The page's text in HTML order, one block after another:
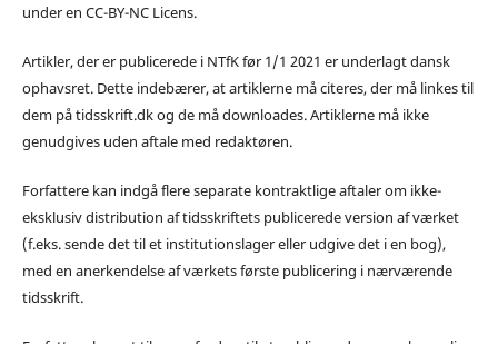
under en CC-BY-NC Licens.
Artikler, der er publicerede i NTfK før 1/1 2021 er underlagt dansk
ophavsret. Dette indebærer, at artiklerne må citeres, der må linkes til
dem på tidsskrift.dk og de må downloades. Artiklerne må ikke
genudgives uden aftale med redaktøren.
Forfattere kan indgå flere separate kontraktlige aftaler om ikke-
eksklusiv distribution af tidsskriftets publicerede version af værket
(f.eks. sende det til et institutionslager eller udgive det i en bog),
med en anerkendelse af værkets første publicering i nærværende
tidsskrift.